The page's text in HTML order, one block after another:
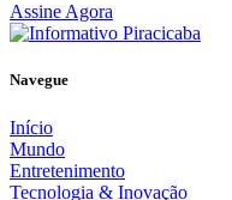
Assine Agora
Navegue
Início
Mundo
Entretenimento
Tecnologia & Inovação